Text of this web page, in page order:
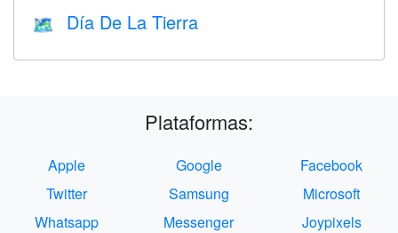
🗺️ Día De La Tierra
Plataformas:
Apple Google
Facebook
Twitter
Samsung
Microsoft
Whatsapp
Messenger
Joypixels